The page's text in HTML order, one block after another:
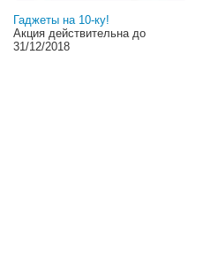
Гаджеты на 10-ку!
Акция действительна до
31/12/2018